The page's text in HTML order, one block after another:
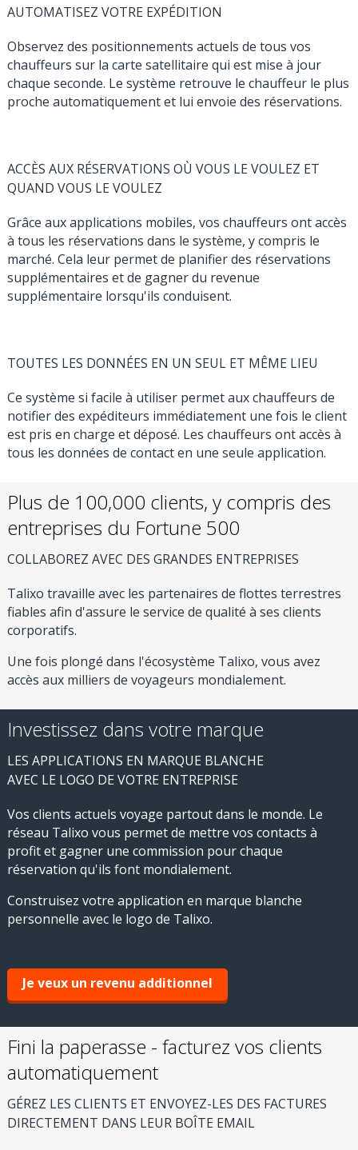
AUTOMATISEZ VOTRE EXPÉDITION
Observez des positionnements actuels de tous vos
chauffeurs sur la carte satellitaire qui est mise à jour
chaque seconde. Le système retrouve le chauffeur le plus
proche automatiquement et lui envoie des réservations.
ACCÈS AUX RÉSERVATIONS OÙ VOUS LE VOULEZ ET
QUAND VOUS LE VOULEZ
Grâce aux applications mobiles, vos chauffeurs ont accès
à tous les réservations dans le système, y compris le
marché. Cela leur permet de planifier des réservations
supplémentaires et de gagner du revenue
supplémentaire lorsqu'ils conduisent.
TOUTES LES DONNÉES EN UN SEUL ET MÊME LIEU
Ce système si facile à utiliser permet aux chauffeurs de
notifier des expéditeurs immédiatement une fois le client
est pris en charge et déposé. Les chauffeurs ont accès à
tous les données de contact en une seule application.
Plus de 100,000 clients, y compris des
entreprises du Fortune 500
COLLABOREZ AVEC DES GRANDES ENTREPRISES
Talixo travaille avec les partenaires de flottes terrestres
fiables afin d'assure le service de qualité à ses clients
corporatifs.
Une fois plongé dans l'écosystème Talixo, vous avez
accès aux milliers de voyageurs mondialement.
Investissez dans votre marque
LES APPLICATIONS EN MARQUE BLANCHE
AVEC LE LOGO DE VOTRE ENTREPRISE
Vos clients actuels voyage partout dans le monde. Le
réseau Talixo vous permet de mettre vos contacts à
profit et gagner une commission pour chaque
réservation qu'ils font mondialement.
Construisez votre application en marque blanche
personnelle avec le logo de Talixo.
Je veux un revenu additionnel
Fini la paperasse - facturez vos clients
automatiquement
GÉREZ LES CLIENTS ET ENVOYEZ-LES DES FACTURES
DIRECTEMENT DANS LEUR BOÎTE EMAIL